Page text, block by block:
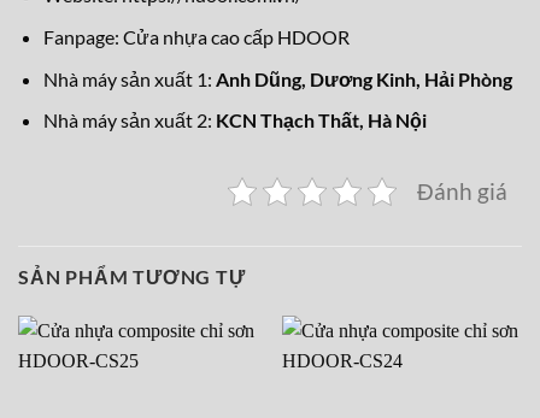
Fanpage: Cửa nhựa cao cấp HDOOR
Nhà máy sản xuất 1: Anh Dũng, Dương Kinh, Hải Phòng
Nhà máy sản xuất 2: KCN Thạch Thất, Hà Nội
Đánh giá
SẢN PHẨM TƯƠNG TỰ